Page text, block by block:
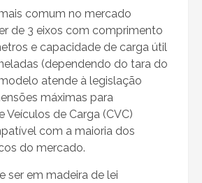
comum no mercado
de 3 eixos com comprimento
e capacidade de carga útil
(dependendo do tara do
atende à legislação
máximas para
Veículos de Carga (CVC)
com a maioria dos
do mercado.
ser em madeira de lei